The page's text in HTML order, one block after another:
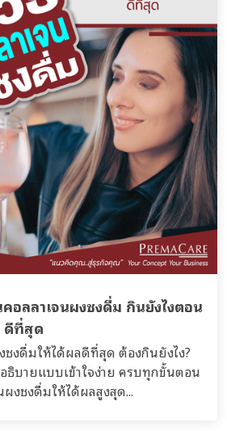
อลลาเจนผงชงดื่ม กินยังไงตอน
ดีที่สุด
ชงดื่มให้ได้ผลดีที่สุด ต้องกินยังไง?
ธิบายแบบเข้าใจง่าย ครบทุกขั้นตอน
งชงดื่มให้ได้ผลสูงสุด...